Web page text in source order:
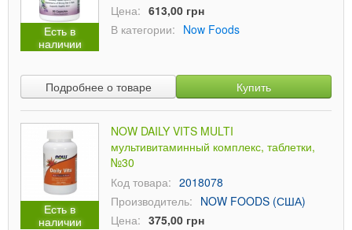
Есть в
наличии
Цена: 613,00 грн
В категории: Now Foods
Подробнее о товаре Купить
Есть в
наличии
NOW DAILY VITS MULTI
мультивитаминный комплекс, таблетки,
№30
Код товара: 2018078
Производитель: NOW FOODS (США)
Цена: 375,00 грн